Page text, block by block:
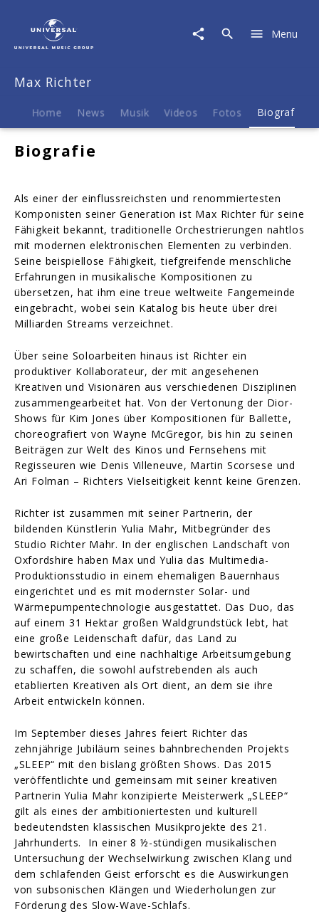
Biografie
Menu
Max Richter
Home News Musik Videos Fotos Biografie
Biografie
Als einer der einflussreichsten und renommiertesten
Komponisten seiner Generation ist Max Richter für seine
Fähigkeit bekannt, traditionelle Orchestrierungen nahtlos
mit modernen elektronischen Elementen zu verbinden.
Seine beispiellose Fähigkeit, tiefgreifende menschliche
Erfahrungen in musikalische Kompositionen zu
übersetzen, hat ihm eine treue weltweite Fangemeinde
eingebracht, wobei sein Katalog bis heute über drei
Milliarden Streams verzeichnet.
Über seine Soloarbeiten hinaus ist Richter ein
produktiver Kollaborateur, der mit angesehenen
Kreativen und Visionären aus verschiedenen Disziplinen
zusammengearbeitet hat. Von der Vertonung der Dior-
Shows für Kim Jones über Kompositionen für Ballette,
choreografiert von Wayne McGregor, bis hin zu seinen
Beiträgen zur Welt des Kinos und Fernsehens mit
Regisseuren wie Denis Villeneuve, Martin Scorsese und
Ari Folman – Richters Vielseitigkeit kennt keine Grenzen.
Richter ist zusammen mit seiner Partnerin, der
bildenden Künstlerin Yulia Mahr, Mitbegründer des
Studio Richter Mahr. In der englischen Landschaft von
Oxfordshire haben Max und Yulia das Multimedia-
Produktionsstudio in einem ehemaligen Bauernhaus
eingerichtet und es mit modernster Solar- und
Wärmepumpentechnologie ausgestattet. Das Duo, das
auf einem 31 Hektar großen Waldgrundstück lebt, hat
eine große Leidenschaft dafür, das Land zu
bewirtschaften und eine nachhaltige Arbeitsumgebung
zu schaffen, die sowohl aufstrebenden als auch
etablierten Kreativen als Ort dient, an dem sie ihre
Arbeit entwickeln können.
Im September dieses Jahres feiert Richter das
zehnjährige Jubiläum seines bahnbrechenden Projekts
„SLEEP“ mit den bislang größten Shows. Das 2015
veröffentlichte und gemeinsam mit seiner kreativen
Partnerin Yulia Mahr konzipierte Meisterwerk „SLEEP“
gilt als eines der ambitioniertesten und kulturell
bedeutendsten klassischen Musikprojekte des 21.
Jahrhunderts. In einer 8 ½-stündigen musikalischen
Untersuchung der Wechselwirkung zwischen Klang und
dem schlafenden Geist erforscht es die Auswirkungen
von subsonischen Klängen und Wiederholungen zur
Förderung des Slow-Wave-Schlafs.